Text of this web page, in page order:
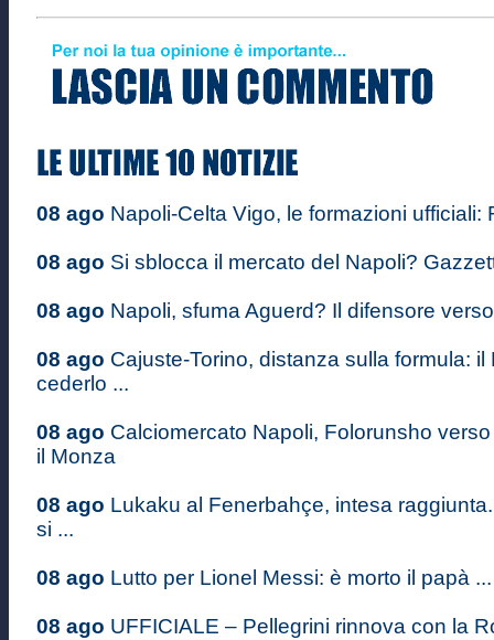
08 ago Napoli-Celta Vigo, le formazioni ufficiali:
08 ago Si sblocca il mercato del Napoli?
08 ago Napoli, sfuma Aguerd? Il difensore
08 ago Cajuste-Torino, distanza sulla formula: il
cederlo ...
08 ago Calciomercato Napoli, Folorunsho
il Monza
08 ago Lukaku al Fenerbahçe, intesa
si ...
08 ago Lutto per Lionel Messi: è morto il papà ...
08 ago UFFICIALE – Pellegrini rinnova con la